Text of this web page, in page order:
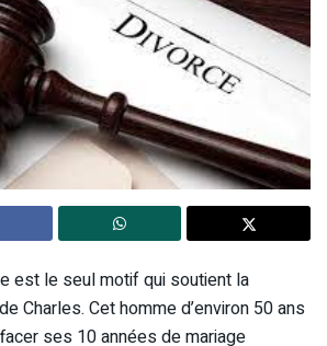
est le seul motif qui soutient la
Charles. Cet homme d’environ 50 ans
ses 10 années de mariage